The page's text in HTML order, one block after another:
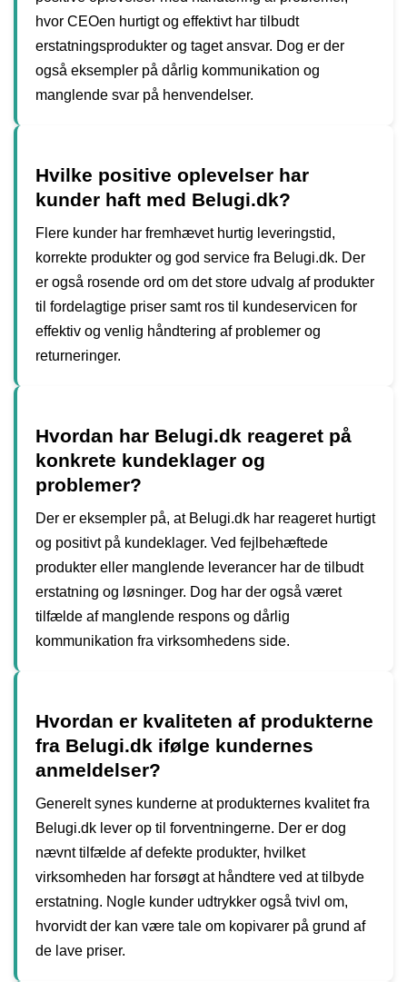
hvor CEOen hurtigt og effektivt har tilbudt
erstatningsprodukter og taget ansvar. Dog er der
også eksempler på dårlig kommunikation og
manglende svar på henvendelser.
Hvilke positive oplevelser har
kunder haft med Belugi.dk?
Flere kunder har fremhævet hurtig leveringstid,
korrekte produkter og god service fra Belugi.dk. Der
er også rosende ord om det store udvalg af produkter
til fordelagtige priser samt ros til kundeservicen for
effektiv og venlig håndtering af problemer og
returneringer.
Hvordan har Belugi.dk reageret på
konkrete kundeklager og
problemer?
Der er eksempler på, at Belugi.dk har reageret hurtigt
og positivt på kundeklager. Ved fejlbehæftede
produkter eller manglende leverancer har de tilbudt
erstatning og løsninger. Dog har der også været
tilfælde af manglende respons og dårlig
kommunikation fra virksomhedens side.
Hvordan er kvaliteten af produkterne
fra Belugi.dk ifølge kundernes
anmeldelser?
Generelt synes kunderne at produkternes kvalitet fra
Belugi.dk lever op til forventningerne. Der er dog
nævnt tilfælde af defekte produkter, hvilket
virksomheden har forsøgt at håndtere ved at tilbyde
erstatning. Nogle kunder udtrykker også tvivl om,
hvorvidt der kan være tale om kopivarer på grund af
de lave priser.